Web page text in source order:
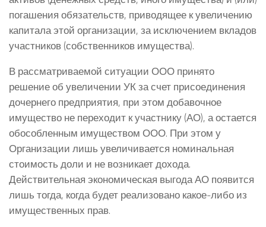
погашения обязательств, приводящее к увеличению
капитала этой организации, за исключением вкладов
участников (собственников имущества).
В рассматриваемой ситуации ООО принято
решение об увеличении УК за счет присоединения
дочернего предприятия, при этом добавочное
имущество не переходит к участнику (АО), а остается
обособленным имуществом ООО. При этом у
Организации лишь увеличивается номинальная
стоимость доли и не возникает дохода.
Действительная экономическая выгода АО появится
лишь тогда, когда будет реализовано какое-либо из
имущественных прав.